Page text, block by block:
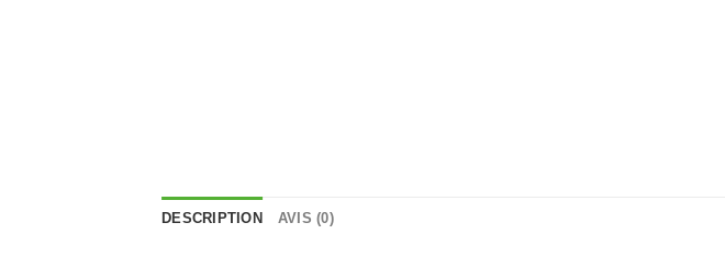
DESCRIPTION AVIS (0)